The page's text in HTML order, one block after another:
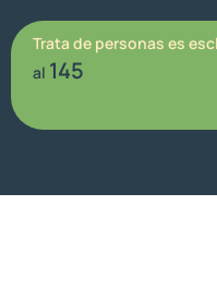
Trata de personas es
al 145